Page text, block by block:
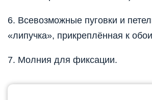
6. Всевозможные пуговки и
«липучка», прикреплённая к
7. Молния для фиксации.